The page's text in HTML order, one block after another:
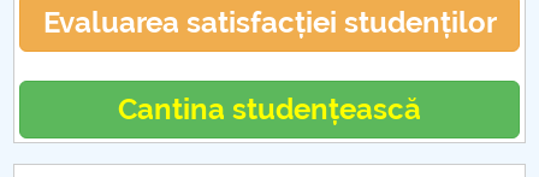
Evaluarea satisfacției studenților
Cantina studențească